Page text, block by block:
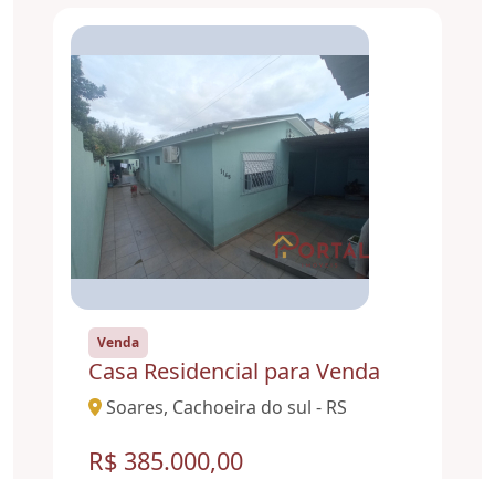
Venda
Casa Residencial para Venda
Soares, Cachoeira do sul - RS
R$ 385.000,00